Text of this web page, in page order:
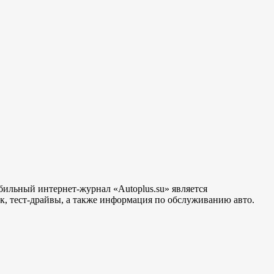
интернет-журнал «Autoplus.su» является
тест-драйвы, а также информация по обслуживанию авто.